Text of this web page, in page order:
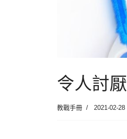
令人討
教戰手冊 2021-02-28